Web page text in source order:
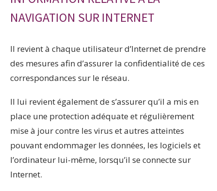
NAVIGATION SUR INTERNET
Il revient à chaque utilisateur d’Internet de prendre
des mesures afin d’assurer la confidentialité de ces
correspondances sur le réseau.
Il lui revient également de s’assurer qu’il a mis en
place une protection adéquate et régulièrement
mise à jour contre les virus et autres atteintes
pouvant endommager les données, les logiciels et
l’ordinateur lui-même, lorsqu’il se connecte sur
Internet.